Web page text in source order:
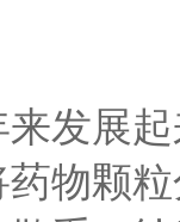
发展
物颗